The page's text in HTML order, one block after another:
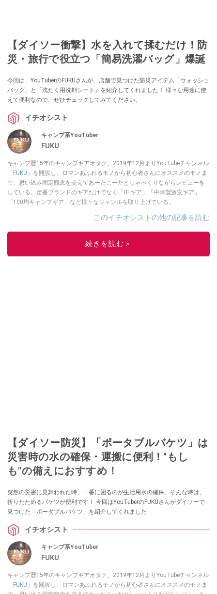
【ダイソー衝撃】水を入れて揉むだけ！防
災・旅行で役立つ「簡易洗濯バッグ」爆誕
今回は、YouTuberのFUKUさんが、店舗で見つけた防災アイテム「ウォッシュ
バッグ」と「洗たく用洗剤シート」を紹介してくれました！ 様々な用途に使
えて便利なので、ぜひチェックしてみてください。
イチオシスト
キャンプ系YouTuber
FUKU
キャンプ歴15年のキャンプギアオタク。2019年12月よりYouTubeチャンネル
「FUKU 」を開設し、ロマンあふれるモノから初心者さんにオススメのモノま
で、思い込み固定観念を交えてあーだこーだとしゃべくりながらレビューを
している。定番ブランドのギアだけでなく「ULギア」「中華製激安ギア」
「100均キャンプギア」など様々なジャンルを取り上げている。
このイチオシストの他の記事を読む
続きを読む＞
【ダイソー防災】「ポータブルバケツ」は
災害時の水の確保・運搬に便利！"もし
も"の備えにおすすめ！
突然の災害に見舞われた時、一番に困るのが生活用水の確保。そんな時は、
折りたためるバケツが便利です！ 今回はYouTuberのFUKUさんがダイソーで
見つけた「ポータブルバケツ」を紹介してくれました
イチオシスト
キャンプ系YouTuber
FUKU
キャンプ歴15年のキャンプギアオタク。2019年12月よりYouTubeチャンネル
「FUKU 」を開設し、ロマンあふれるモノから初心者さんにオススメのモノま